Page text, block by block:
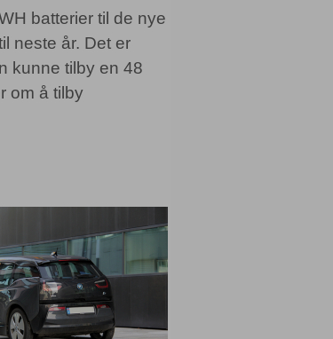
batterier til de nye
neste år. Det er
kunne tilby en 48
om å tilby